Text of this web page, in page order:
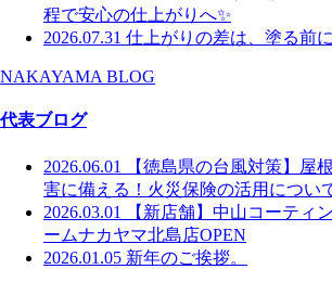
程で安心の仕上がりへ✨
2026.07.31 仕上がりの差は、塗る前
NAKAYAMA BLOG
代表ブログ
2026.06.01
【徳島県の台風対策】屋
害に備える！火災保険の活用につい
2026.03.01
【新店舗】中山コーティ
ームナカヤマ北島店OPEN
2026.01.05 新年のご挨拶。